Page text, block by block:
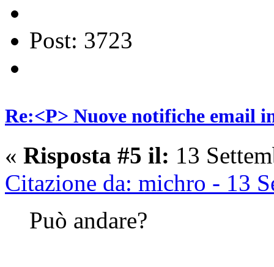
Post: 3723
Re:<P> Nuove notifiche email
« Risposta #5 il: 13
Citazione da: michro - 13
Può andare?